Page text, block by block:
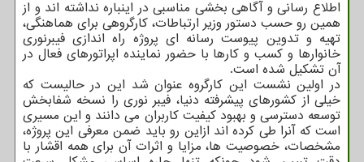
اطلاع رسانی و آگاهی بخشی مناسبی در اینباره نداشته اند و از
همین رو حسب دستور وزیر ارتباطات، کارگروهی برای هماهنگی،
تهیه و تدوین پیوست رسانه ای پروژه راه اندازی فیبرنوری
خانوارها و کسب و کارها با حضور نماینده اپراتورهای فعال در
آن تشکیل شده است.
در اولین نشست این کارگروه عنوان شد این در حالیست که
خیلی از کشورهای پیشرفته دنیا، فیبر نوری را نسخه شفابخش
توسعه دسترسی و بهبود کیفیت کاربران می دانند و این مسیری
است که آنرا طی کرده اند ازاین رو باید ضمن معرفی این پروژه،
مشخصات، خصوصیت ها، مزایا و اثرات آن برای همه اقشار با